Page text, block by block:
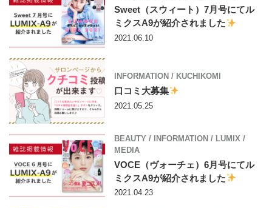
Sweet（スウィート）7月号にてル
ミクスA9が紹介されました
2021.06.10
INFORMATION / KUCHIKOMI
口コミ大募集
2021.05.25
BEAUTY/ INFORMATION / LUMIX /
MEDIA
VOCE（ヴォーチェ）6月号にてル
ミクスA9が紹介されました
2021.04.23